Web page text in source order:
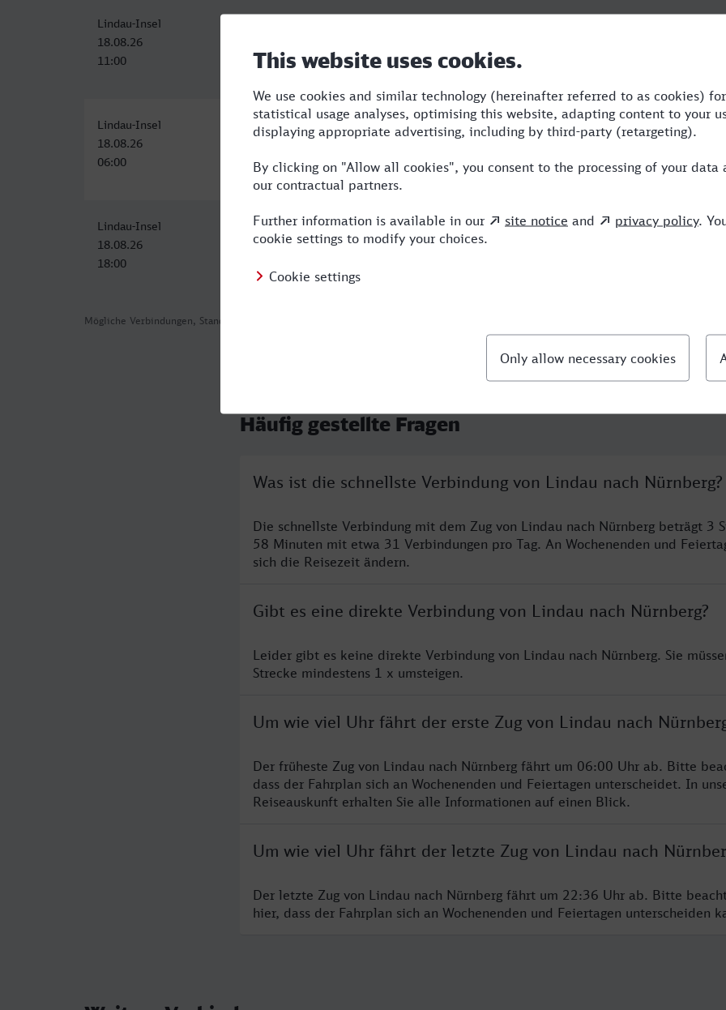
Mögliche Verbindungen, Stand: 2026-08-04 07:34
Lindau-Insel
18.08.26
11:00
14:58
Lindau-Insel
18.08.26
06:00
Nürnberg Hbf
18.08.26
10:23
4:23 1 RE,ICE
Lindau-Insel
18.08.26
18:00
Nürnberg Hbf
18.08.26
4:16 3 RB,RE,ARV
Häufig gestellte Fragen
Was ist die schnellste Verbindung von Lindau nach Nürnberg?
Die schnellste Verbindung mit dem Zug von Lindau nach Nürnberg beträgt 3
58 Minuten mit etwa 31 Verbindungen pro Tag. An Wochenenden und
sich die Reisezeit ändern.
Gibt es eine direkte Verbindung von Lindau nach Nürnberg?
Leider gibt es keine direkte Verbindung von Lindau nach Nürnberg. Sie
Strecke mindestens 1 x umsteigen.
Um wie viel Uhr fährt der erste Zug von Lindau nach
Der früheste Zug von Lindau nach Nürnberg fährt um 06:00 Uhr ab. Bitte
dass der Fahrplan sich an Wochenenden und Feiertagen unterscheidet. In
Reiseauskunft erhalten Sie alle Informationen auf einen Blick.
Um wie viel Uhr fährt der letzte Zug von Lindau nach
Der letzte Zug von Lindau nach Nürnberg fährt um 22:36 Uhr ab. Bitte
hier, dass der Fahrplan sich an Wochenenden und Feiertagen unterscheiden